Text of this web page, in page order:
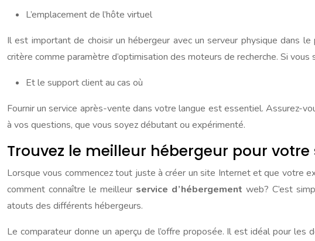
L’emplacement de l’hôte virtuel
Il est important de choisir un hébergeur avec un serveur physique dans
critère comme paramètre d’optimisation des moteurs de recherche. Si
Et le support client au cas où
Fournir un service après-vente dans votre langue est essentiel. Assurez-
à vos questions, que vous soyez débutant ou expérimenté.
Trouvez le meilleur hébergeur pour
Lorsque vous commencez tout juste à créer un site Internet et que votre
comment connaître le meilleur service d’hébergement web? C’est
atouts des différents hébergeurs.
Le comparateur donne un aperçu de l’offre proposée. Il est idéal pour